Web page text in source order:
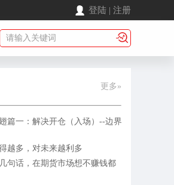
登陆 | 注册
更多»
篇一：解决开仓（入场）--边界
越多，对未来越利多
句话，在期货市场想不赚钱都